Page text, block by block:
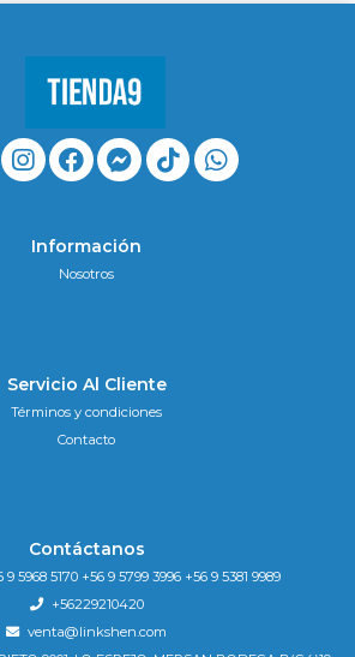
Información
Nosotros
Servicio Al Cliente
Términos y condiciones
Contacto
Contáctanos
5968 5170 +56 9 5799 3996 +56 9 5381 9989
+56229210420
venta@linkshen.com